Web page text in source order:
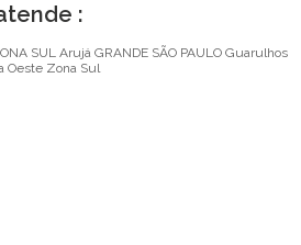
:
SUL Arujá GRANDE SÃO PAULO Guarulhos
Oeste Zona Sul